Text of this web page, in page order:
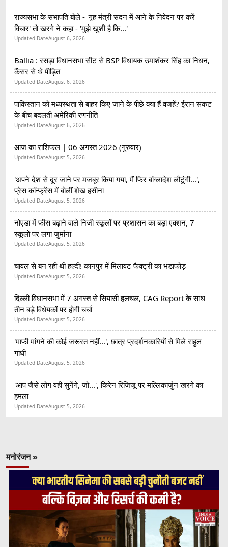
राज्यसभा के सभापति बोले - 'गृह मंत्री सदन में आने के निवेदन पर करें
विचार' तो खरगे ने कहा - 'मुझे खुशी है कि...'
Updated DateAugust 6, 2026
Ballia : रसड़ा विधानसभा सीट से BSP विधायक उमाशंकर सिंह का निधन,
कैंसर से थे पीड़ित
Updated DateAugust 6, 2026
पाकिस्तान को मध्यस्थता से बाहर किए जाने के पीछे क्या हैं वजहें? ईरान संकट
के बीच बदलती अमेरिकी रणनीति
Updated DateAugust 6, 2026
आज का राशिफल | 06 अगस्त 2026 (गुरुवार)
Updated DateAugust 5, 2026
'अपने देश से दूर जाने पर मजबूर किया गया, मैं फिर बांग्लादेश लौटूंगी...',
प्रेस कॉन्फ्रेंस में बोलीं शेख हसीना
Updated DateAugust 5, 2026
नोएडा में फीस बढ़ाने वाले निजी स्कूलों पर प्रशासन का बड़ा एक्शन, 7
स्कूलों पर लगा जुर्माना
Updated DateAugust 5, 2026
चावल से बन रही थी हल्दी! कानपुर में मिलावट फैक्ट्री का भंडाफोड़
Updated DateAugust 5, 2026
दिल्ली विधानसभा में 7 अगस्त से सियासी हलचल, CAG Report के साथ
तीन बड़े विधेयकों पर होगी चर्चा
Updated DateAugust 5, 2026
'माफी मांगने की कोई जरूरत नहीं...', छात्र प्रदर्शनकारियों से मिले राहुल
गांधी
Updated DateAugust 5, 2026
'आप जैसे लोग वही सुनेंगे, जो...', किरेन रिजिजू पर मल्लिकार्जुन खरगे का
हमला
Updated DateAugust 5, 2026
मनोरंजन »